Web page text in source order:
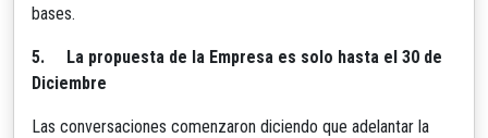
bases.
5. La propuesta de la Empresa es solo hasta el 30 de
Diciembre
Las conversaciones comenzaron diciendo que adelantar la